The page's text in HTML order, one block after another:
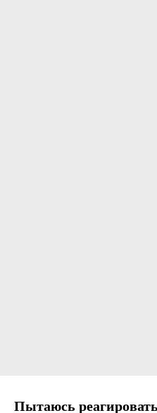
Пытаюсь